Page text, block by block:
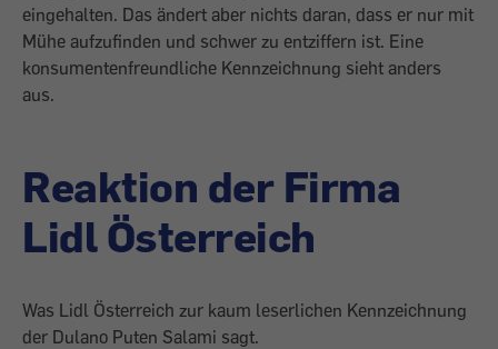
eingehalten. Das ändert aber nichts daran, dass er nur mit
Mühe aufzufinden und schwer zu entziffern ist. Eine
konsumentenfreundliche Kennzeichnung sieht anders
aus.
Reaktion der Firma
Lidl Österreich
Was Lidl Österreich zur kaum leserlichen Kennzeichnung
der Dulano Puten Salami sagt.